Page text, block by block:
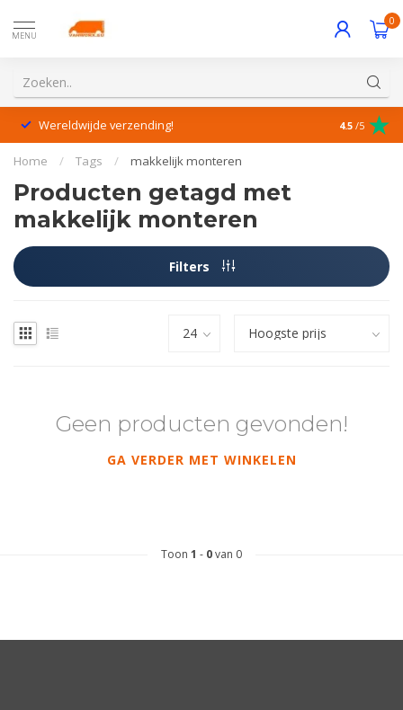
MENU
0
Wereldwijde verzending! 4.5 /5
Home / Tags / makkelijk monteren
Producten getagd met
makkelijk monteren
Filters
Geen producten gevonden!
GA VERDER MET WINKELEN
Toon 1 - 0van 0